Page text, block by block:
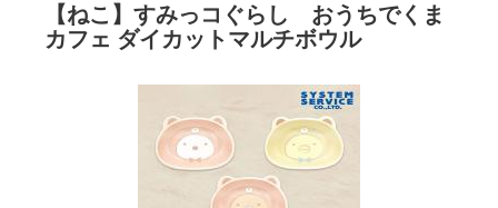
【ねこ】すみっコぐらし おうちでくま
カフェ ダイカットマルチボウル